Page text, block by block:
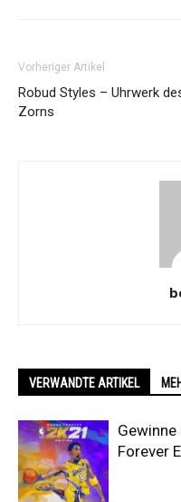
Vorheriger Artikel
Robud Styles – Uhrwerk
Zorns
VERWANDTE ARTIKEL
Gewinne
Forever